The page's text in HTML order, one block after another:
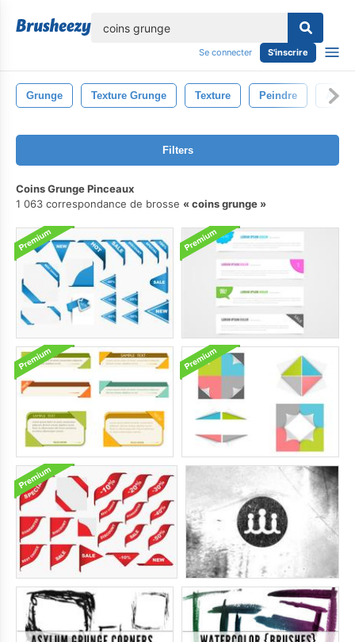
Se connecter S'inscrire
Grunge Texture Grunge Texture Peindre
Filters
Coins Grunge Pinceaux
1 063 correspondance de brosse
coins grunge